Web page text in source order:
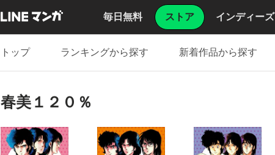
毎日無料 ストア インディーズ
トップ ランキングから探す 新着作品から探す
春美１２０％